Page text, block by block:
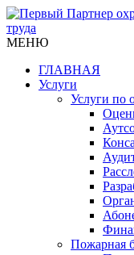
труда
МЕНЮ
ГЛАВНАЯ
Услуги
Услуги по
Пожарная